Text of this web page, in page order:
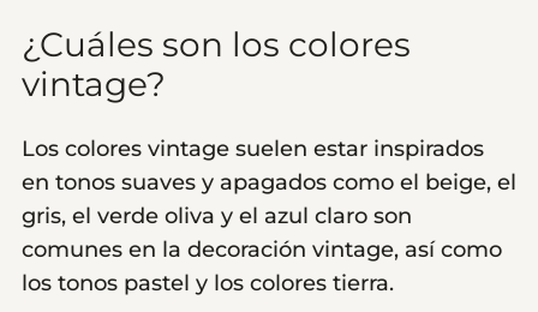
¿Cuáles son los colores
vintage?
Los colores vintage suelen estar inspirados
en tonos suaves y apagados como el beige, el
gris, el verde oliva y el azul claro son
comunes en la decoración vintage, así como
los tonos pastel y los colores tierra.